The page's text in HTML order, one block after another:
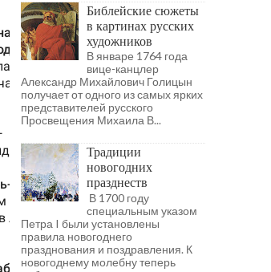
Библейские сюжеты
в картинах русских
художников
В январе 1764 года
вице-канцлер
Александр Михайлович Голицын
получает от одного из самых ярких
представителей русского
Просвещения Михаила В...
Традиции
новогодних
празднеств
В 1700 году
специальным указом
Петра I были установлены
правила новогоднего
празднования и поздравления. К
новогоднему молебну теперь